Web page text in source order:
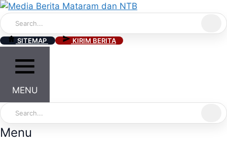
Skip
to
content
SITEMAP KIRIM BERITA
MENU
Menu